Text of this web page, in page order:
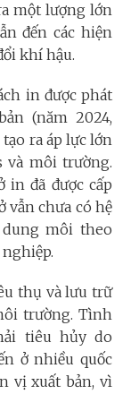
một lượng lớn
đến các hiện
khí hậu.
in được phát
(năm 2024,
tạo ra áp lực lớn
và môi trường.
in đã được cấp
vẫn chưa có hệ
môi theo
thụ và lưu trữ
trường. Tình
tiêu hủy do
ở nhiều quốc
vị xuất bản, vì